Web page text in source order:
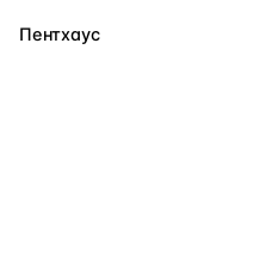
Пентхаус